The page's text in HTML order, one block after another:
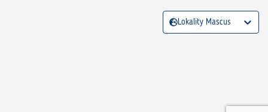
Lokality Mascus